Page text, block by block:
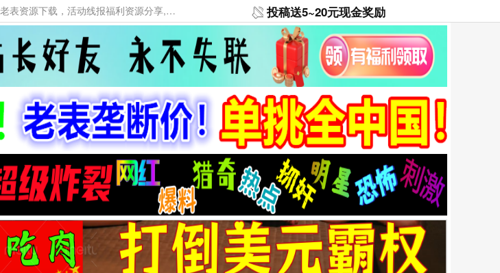
本网站提供资源工具下载，大老表资源工具，大表哥资源网软件工具，大老表资源下载，活动线报福利资源分享,活动线报，大型网游经典游戏，网络热门技术游戏辅助交流与分享。 投稿送5~20元现金奖励